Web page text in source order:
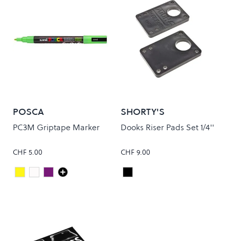
POSCA
PC3M Griptape Marker
CHF 5.00
Colour
YellowWhiteViolet
SHORTY'S
Dooks Riser Pads Set 1/4''
CHF 9.00
Colour
Black